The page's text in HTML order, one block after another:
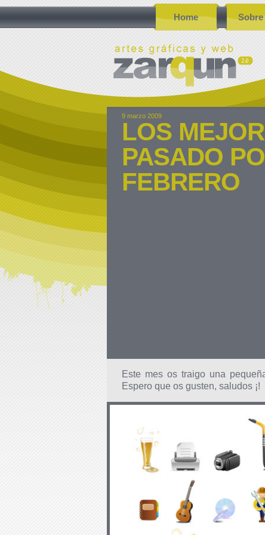
Home Sobre
9 marzo 2009
LOS
PASADO
FEBRERO
Este mes os traigo una
Espero que os gusten, saludos ¡!